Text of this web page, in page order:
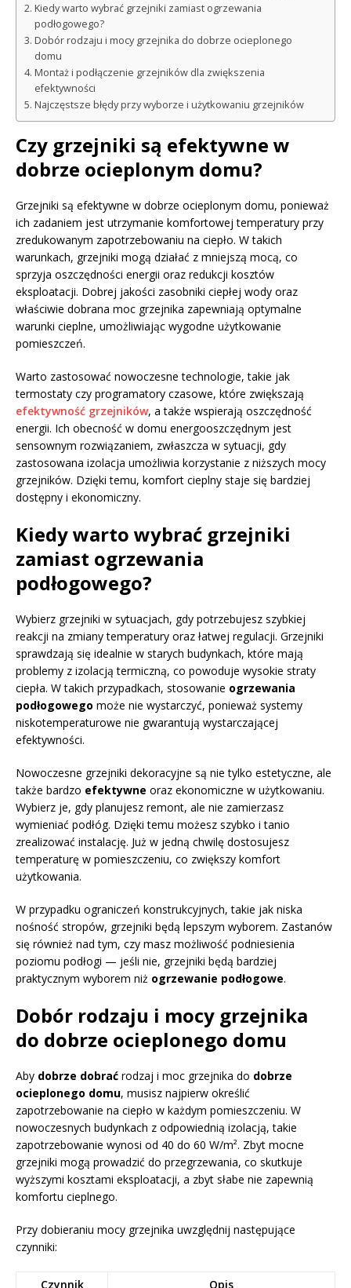
Kiedy warto wybrać grzejniki zamiast ogrzewania
podłogowego?
Dobór rodzaju i mocy grzejnika do dobrze ocieplonego
domu
Montaż i podłączenie grzejników dla zwiększenia
efektywności
Najczęstsze błędy przy wyborze i użytkowaniu grzejników
Czy grzejniki są efektywne w
dobrze ocieplonym domu?
Grzejniki są efektywne w dobrze ocieplonym domu, ponieważ
ich zadaniem jest utrzymanie komfortowej temperatury przy
zredukowanym zapotrzebowaniu na ciepło. W takich
warunkach, grzejniki mogą działać z mniejszą mocą, co
sprzyja oszczędności energii oraz redukcji kosztów
eksploatacji. Dobrej jakości zasobniki ciepłej wody oraz
właściwie dobrana moc grzejnika zapewniają optymalne
warunki cieplne, umożliwiając wygodne użytkowanie
pomieszczeń.
Warto zastosować nowoczesne technologie, takie jak
termostaty czy programatory czasowe, które zwiększają
efektywność grzejników, a także wspierają oszczędność
energii. Ich obecność w domu energooszczędnym jest
sensownym rozwiązaniem, zwłaszcza w sytuacji, gdy
zastosowana izolacja umożliwia korzystanie z niższych mocy
grzejników. Dzięki temu, komfort cieplny staje się bardziej
dostępny i ekonomiczny.
Kiedy warto wybrać grzejniki
zamiast ogrzewania
podłogowego?
Wybierz grzejniki w sytuacjach, gdy potrzebujesz szybkiej
reakcji na zmiany temperatury oraz łatwej regulacji. Grzejniki
sprawdzają się idealnie w starych budynkach, które mają
problemy z izolacją termiczną, co powoduje wysokie straty
ciepła. W takich przypadkach, stosowanie ogrzewania
podłogowego może nie wystarczyć, ponieważ systemy
niskotemperaturowe nie gwarantują wystarczającej
efektywności.
Nowoczesne grzejniki dekoracyjne są nie tylko estetyczne, ale
także bardzo efektywne oraz ekonomiczne w użytkowaniu.
Wybierz je, gdy planujesz remont, ale nie zamierzasz
wymieniać podłóg. Dzięki temu możesz szybko i tanio
zrealizować instalację. Już w jedną chwilę dostosujesz
temperaturę w pomieszczeniu, co zwiększy komfort
użytkowania.
W przypadku ograniczeń konstrukcyjnych, takie jak niska
nośność stropów, grzejniki będą lepszym wyborem. Zastanów
się również nad tym, czy masz możliwość podniesienia
poziomu podłogi — jeśli nie, grzejniki będą bardziej
praktycznym wyborem niż ogrzewanie podłogowe.
Dobór rodzaju i mocy grzejnika
do dobrze ocieplonego domu
Aby dobrze dobrać rodzaj i moc grzejnika do dobrze
ocieplonego domu, musisz najpierw określić
zapotrzebowanie na ciepło w każdym pomieszczeniu. W
nowoczesnych budynkach z odpowiednią izolacją, takie
zapotrzebowanie wynosi od 40 do 60 W/m². Zbyt mocne
grzejniki mogą prowadzić do przegrzewania, co skutkuje
wyższymi kosztami eksploatacji, a zbyt słabe nie zapewnią
komfortu cieplnego.
Przy dobieraniu mocy grzejnika uwzględnij następujące
czynniki:
Czynnik Opis